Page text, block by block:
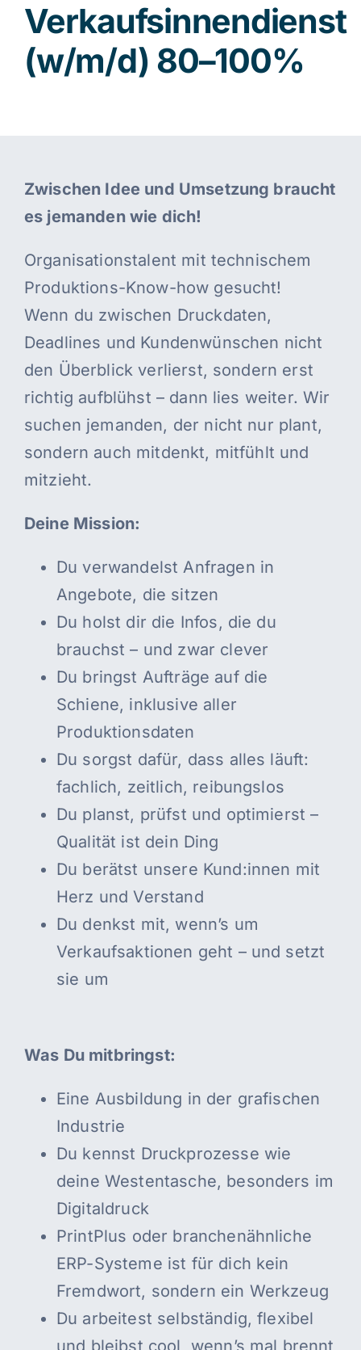
Verkaufsinnendienst
(w/m/d) 80–100%
Zwischen Idee und Umsetzung braucht
es jemanden wie dich!
Organisationstalent mit technischem
Produktions-Know-how gesucht!
Wenn du zwischen Druckdaten,
Deadlines und Kundenwünschen nicht
den Überblick verlierst, sondern erst
richtig aufblühst – dann lies weiter. Wir
suchen jemanden, der nicht nur plant,
sondern auch mitdenkt, mitfühlt und
mitzieht.
Deine Mission:
Du verwandelst Anfragen in
Angebote, die sitzen
Du holst dir die Infos, die du
brauchst – und zwar clever
Du bringst Aufträge auf die
Schiene, inklusive aller
Produktionsdaten
Du sorgst dafür, dass alles läuft:
fachlich, zeitlich, reibungslos
Du planst, prüfst und optimierst –
Qualität ist dein Ding
Du berätst unsere Kund:innen mit
Herz und Verstand
Du denkst mit, wenn’s um
Verkaufsaktionen geht – und setzt
sie um
Was Du mitbringst:
Eine Ausbildung in der grafischen
Industrie
Du kennst Druckprozesse wie
deine Westentasche, besonders im
Digitaldruck
PrintPlus oder branchenähnliche
ERP-Systeme ist für dich kein
Fremdwort, sondern ein Werkzeug
Du arbeitest selbständig, flexibel
und bleibst cool, wenn’s mal brennt